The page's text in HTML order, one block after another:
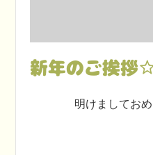
新年のご挨拶
明けましておめで
昨年同